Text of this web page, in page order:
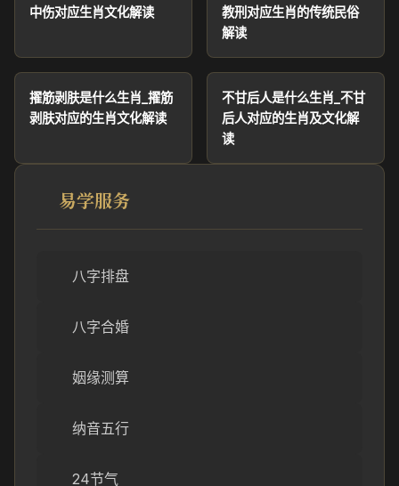
中伤对应生肖文化解读
教刑对应生肖的传统民俗
解读
擢筋剥肤是什么生肖_擢筋
剥肤对应的生肖文化解读
不甘后人是什么生肖_不甘
后人对应的生肖及文化解
读
易学服务
八字排盘
八字合婚
姻缘测算
纳音五行
24节气